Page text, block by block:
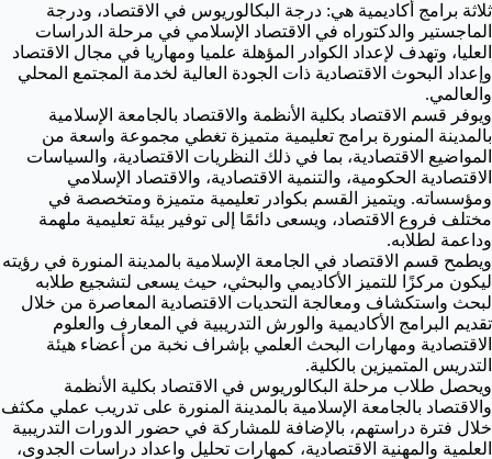
ثلاثة برامج أكاديمية هي: درجة البكالوريوس في الاقتصاد، ودرجة
الماجستير والدكتوراه في الاقتصاد الإسلامي في مرحلة الدراسات
العليا، وتهدف لإعداد الكوادر المؤهلة علميا ومهاريا في مجال الاقتصاد
وإعداد البحوث الاقتصادية ذات الجودة العالية لخدمة المجتمع المحلي
والعالمي.
ويوفر قسم الاقتصاد بكلية الأنظمة والاقتصاد بالجامعة الإسلامية
بالمدينة المنورة برامج تعليمية متميزة تغطي مجموعة واسعة من
المواضيع الاقتصادية، بما في ذلك النظريات الاقتصادية، والسياسات
الاقتصادية الحكومية، والتنمية الاقتصادية، والاقتصاد الإسلامي
ومؤسساته. ويتميز القسم بكوادر تعليمية متميزة ومتخصصة في
مختلف فروع الاقتصاد، ويسعى دائمًا إلى توفير بيئة تعليمية ملهمة
وداعمة لطلابه.
ويطمح قسم الاقتصاد في الجامعة الإسلامية بالمدينة المنورة في رؤيته
ليكون مركزًا للتميز الأكاديمي والبحثي، حيث يسعى لتشجيع طلابه
لبحث واستكشاف ومعالجة التحديات الاقتصادية المعاصرة من خلال
تقديم البرامج الأكاديمية والورش التدريبية في المعارف والعلوم
الاقتصادية ومهارات البحث العلمي بإشراف نخبة من أعضاء هيئة
التدريس المتميزين بالكلية.
ويحصل طلاب مرحلة البكالوريوس في الاقتصاد بكلية الأنظمة
والاقتصاد بالجامعة الإسلامية بالمدينة المنورة على تدريب عملي مكثف
خلال فترة دراستهم، بالإضافة للمشاركة في حضور الدورات التدريبية
العلمية والمهنية الاقتصادية، كمهارات تحليل واعداد دراسات الجدوى،